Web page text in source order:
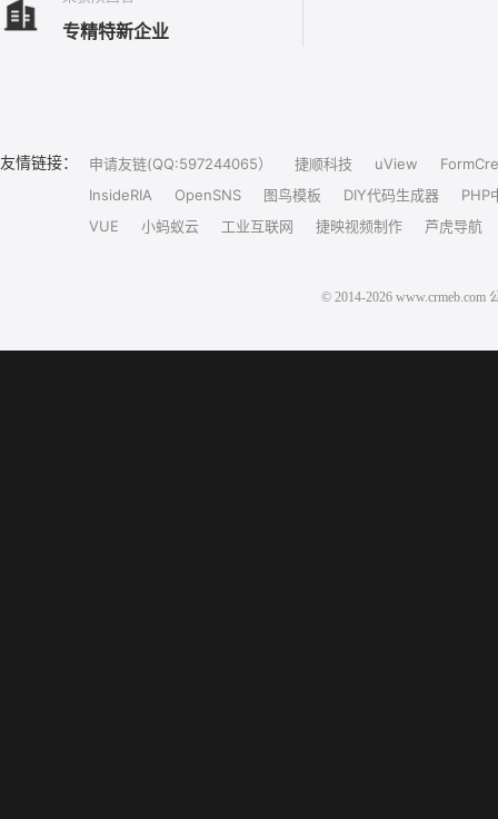
专精特新企业
友情链接： 申请友链(QQ:597244065） 捷顺科技 uView
InsideRIA
OpenSNS 图鸟模板 DIY代码生成器
PHP
VUE
小蚂蚁云 工业互联网 捷映视频制作 芦虎导航
© 2014-2026